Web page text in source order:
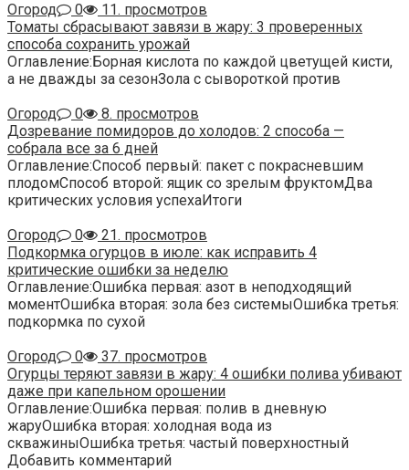
Огород
0
11. просмотров
Томаты сбрасывают завязи в жару: 3 проверенных
способа сохранить урожай
Оглавление:Борная кислота по каждой цветущей кисти,
а не дважды за сезонЗола с сывороткой против
Огород
0
8. просмотров
Дозревание помидоров до холодов: 2 способа —
собрала все за 6 дней
Оглавление:Способ первый: пакет с покрасневшим
плодомСпособ второй: ящик со зрелым фруктомДва
критических условия успехаИтоги
Огород
0
21. просмотров
Подкормка огурцов в июле: как исправить 4
критические ошибки за неделю
Оглавление:Ошибка первая: азот в неподходящий
моментОшибка вторая: зола без системыОшибка третья:
подкормка по сухой
Огород
0
37. просмотров
Огурцы теряют завязи в жару: 4 ошибки полива убивают
даже при капельном орошении
Оглавление:Ошибка первая: полив в дневную
жаруОшибка вторая: холодная вода из
скважиныОшибка третья: частый поверхностный
Добавить комментарий